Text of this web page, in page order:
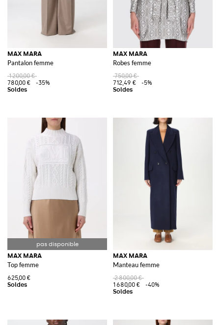
MAX MARA
Pantalon femme
1 200,00 €
780,00 €
-35%
MAX MARA
Robes femme
750,00 €
712,49 €
-5%
MAX MARA
Top femme
625,00 €
MAX MARA
Manteau femme
2 800,00 €
1 680,00 €
-40%